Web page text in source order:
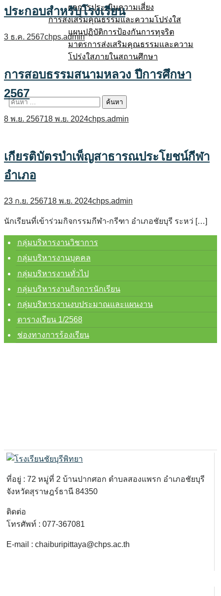
ผลการประเมินความเสี่ยง
การส่งเสริมคุณธรรมและความโปร่งใส
แผนปฏิบัติการป้องกันการทุจริต
มาตรการส่งเสริมคุณธรรมเเละความ
โปร่งใสภายในสถานศึกษา
Q&A
ค้นหา
ประกอบสำหรับโรงเรียน
3 ธ.ค. 2567chps.admin
การสอบธรรมสนามหลวง ปีการศึกษา
2567
8 พ.ย. 256718 พ.ย. 2024chps.admin
เกียรติบัตรบำเพ็ญสาธารณประโยชน์กีฬา
อำเภอ
23 ก.ย. 256718 พ.ย. 2024chps.admin
นักเรียนที่เข้าร่วมกิจกรรมกีฬา-กรีฑา อำเภอชัยบุรี ระหว่ […]
กลุ่มบริหารงานวิชาการ
กลุ่มบริหารงานบุคคล
กลุ่มบริหารงานทั่วไป
กลุ่มบริหารงานกิจการนักเรียน
กลุ่มบริหารงานงบประมาณและแผนงาน
ตารางเรียน 1/2568
ช่องทางการร้องเรียน
ที่อยู่ : 72 หมู่ที่ 2 บ้านปากศอก ตำบลสองแพรก อำเภอชัยบุรี
จังหวัดสุราษฎร์ธานี 84350
ติดต่อ
โทรศัพท์ : 077-367081
E-mail : chaiburipittaya@chps.ac.th